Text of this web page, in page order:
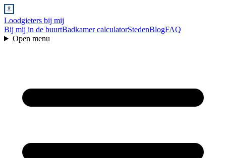
Loodgieters bij mij
Bij mij in de buurtBadkamer calculatorStedenBlogFAQ
Open menu